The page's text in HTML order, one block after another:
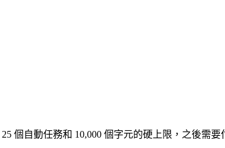
個自動任務和 10,000 個字元的硬上限，之後需